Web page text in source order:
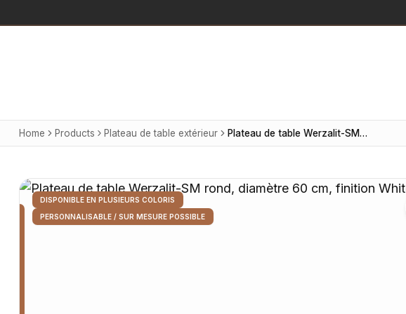
Home Products Plateau de table extérieur Plateau de table Werzalit-SM rond, diamètre 60 cm, finition White 01
DISPONIBLE EN PLUSIEURS COLORIS
PERSONNALISABLE / SUR MESURE POSSIBLE